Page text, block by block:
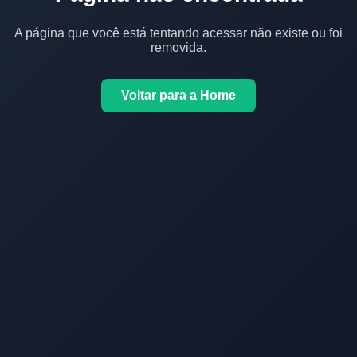
A página que você está tentando acessar não existe ou foi
removida.
Voltar para a Home